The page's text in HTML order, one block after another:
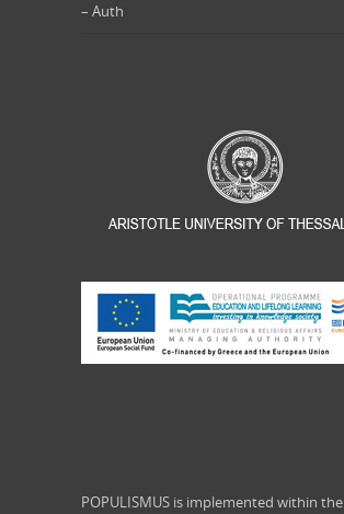
– Auth
POPULISMUS is implemented within the